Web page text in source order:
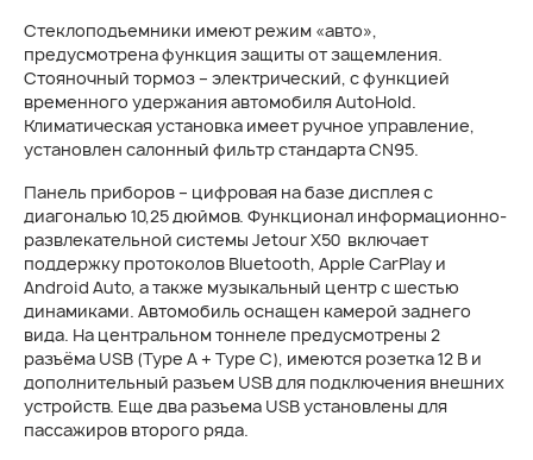
Стеклоподъемники имеют режим «авто»,
предусмотрена функция защиты от защемления.
Стояночный тормоз – электрический, с функцией
временного удержания автомобиля AutoHold.
Климатическая установка имеет ручное управление,
установлен салонный фильтр стандарта CN95.
Панель приборов – цифровая на базе дисплея с
диагональю 10,25 дюймов. Функционал информационно-
развлекательной системы Jetour X50 включает
поддержку протоколов Bluetooth, Apple CarPlay и
Android Auto, а также музыкальный центр c шестью
динамиками. Автомобиль оснащен камерой заднего
вида. На центральном тоннеле предусмотрены 2
разъёма USB (Type A + Type C), имеются розетка 12 В и
дополнительный разъем USB для подключения внешних
устройств. Еще два разъема USB установлены для
пассажиров второго ряда.